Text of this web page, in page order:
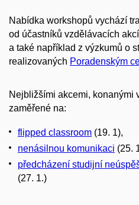
Nabídka workshopů vychází
od účastníků vzdělávacích
a také například z výzkumů o
realizovaných Poradenským
Nejbližšími akcemi, konanými
zaměřené na:
flipped classroom (19. 1),
nenásilnou komunikaci (25.
předcházení studijní
(27. 1.)